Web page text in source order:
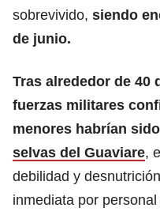
sobrevivido, siendo
de junio.
Tras alrededor de 40
fuerzas militares
menores habrían
selvas del Guaviare,
debilidad y
inmediata por